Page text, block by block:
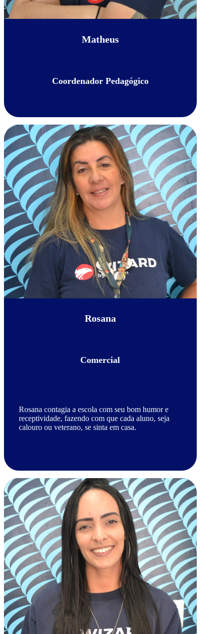
Matheus
Coordenador Pedagógico
Rosana
Comercial
Rosana contagia a escola com seu bom humor e
receptividade, fazendo com que cada aluno, seja
calouro ou veterano, se sinta em casa.